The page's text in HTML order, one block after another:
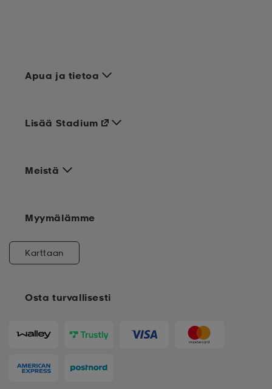
Apua ja tietoa
Meistä
Osta turvallisesti
Lisää Stadium
Myymälämme
Karttaan